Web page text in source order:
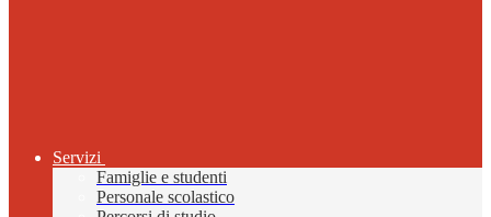
Servizi
Famiglie e studenti
Personale scolastico